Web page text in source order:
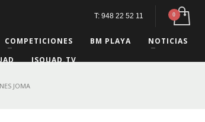
T: 948 22 52 11
COMPETICIONES BM PLAYA NOTICIAS
ISQUAD.TV
JOMA